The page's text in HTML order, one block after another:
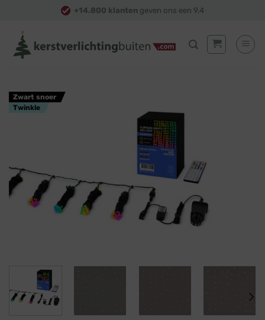
content
+14.800 klanten geven ons een 9,4
Zwart snoer
Twinkle